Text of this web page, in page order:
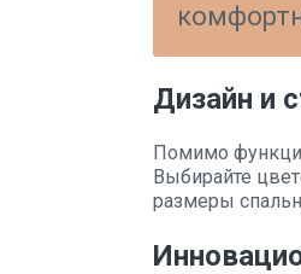
Дизайн и
Помимо
Выбирайте
размеры